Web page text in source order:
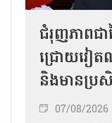
ជំរុញភាពជា
ជ្រោយវៀត
និងមានប្រសិ
07/08/2026